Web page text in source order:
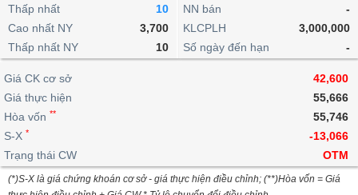
lỗ
dịch
nội
Niên
giám
Tài
liệu
cổ
Định
giá
ngoài
doanh
Top
cổ
phiếu
dịch
Chứng
quyền
quan
Thống
giao
dịch
Thống
giao
dịch
Tin
tức
Phân
tích
kỹ
thuật
trực
tuyến
Bộ
lọc
Vĩ
mô
lai
Chứng
quyền
Trái
phiếu
IR
Awards
tạo
Dịch
Thấp nhất
10
Cao nhất NY
3,700
Thấp nhất NY
10
NN bán
-
KLCPLH
3,000,000
Số ngày đến hạn
-
Giá CK cơ sở
42,600
Giá thực hiện
55,666
Hòa vốn **
55,746
S-X *
-13,066
Trạng thái CW
OTM
(*)S-X là giá chứng khoán cơ sở - giá thực hiện điều chỉnh; (**)Hòa vốn = Giá
BẤT
ĐỘNG
SẢN
TÀI
CHÍNH